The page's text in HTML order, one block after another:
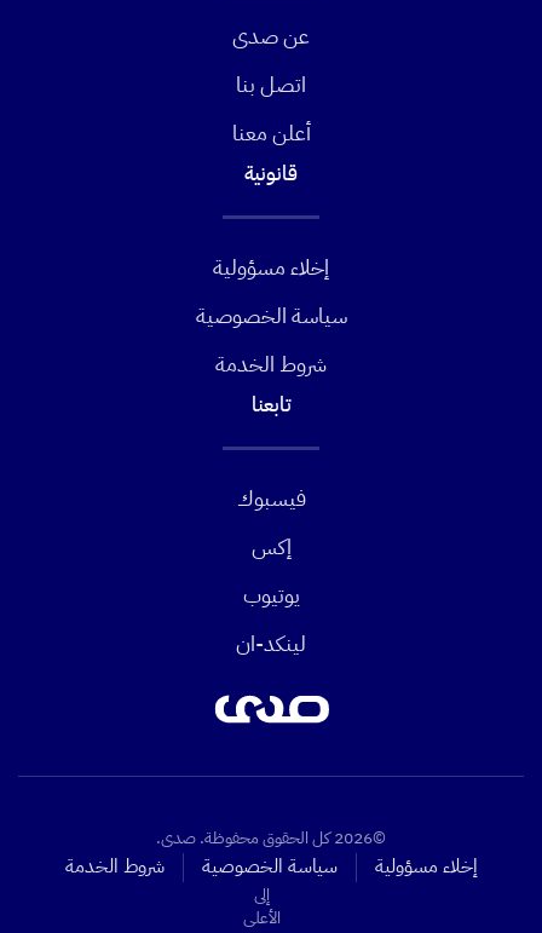
عن صدى
اتصل بنا
أعلن معنا
قانونية
إخلاء مسؤولية
سياسة الخصوصية
شروط الخدمة
تابعنا
فيسبوك
إكس
يوتيوب
لينكد-ان
©2026 كل الحقوق محفوظة. صدى.
إخلاء مسؤولية سياسة الخصوصية شروط الخدمة
إلى
الأعلى